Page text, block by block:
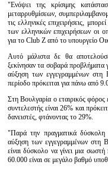
"Ενόψει της κρίσιμης
μεταρρυθμίσεων,
τις ελληνικές επιχειρήσεις,
των ελληνικών επιχειρήσεων οι
για το Club Z από το υπουργείο
Αυτό μάλιστα δε θα
ξεκίνησαν τα σοβαρά προβλήματα
αύξηση των εγγεγραμμένων στη
περίοδο πρόκειται για πάνω από
Στη Βουλγαρία ο εταιρικός
συντελεστής είναι 26% και
δανειστές, φτάνοντας το 29%.
"Παρά την πραγματικά δύσκολη
αύξηση των εγγεγραμμένων στη
είναι δύσκολο να γίνει μια
60.000 είναι σε μεγάλο βαθμό